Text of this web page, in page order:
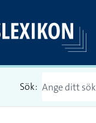
Sök: